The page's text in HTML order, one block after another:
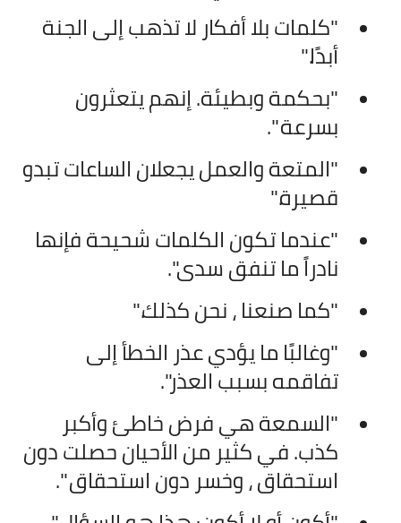
"كلمات بلا أفكار لا تذهب إلى الجنة
أبدًا."
"بحكمة وبطيئة. إنهم يتعثرون
بسرعة ".
"المتعة والعمل يجعلان الساعات تبدو
قصيرة."
"عندما تكون الكلمات شحيحة فإنها
نادراً ما تنفق سدى".
"كما صنعنا ، نحن كذلك."
"وغالبًا ما يؤدي عذر الخطأ إلى
تفاقمه بسبب العذر".
"السمعة هي فرض خاطئ وأكبر
كذب. في كثير من الأحيان حصلت دون
استحقاق ، وخسر دون استحقاق ".